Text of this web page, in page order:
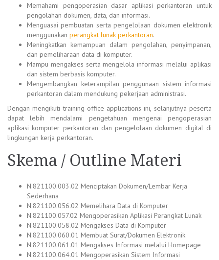
Memahami pengoperasian dasar aplikasi perkantoran untuk
pengolahan dokumen, data, dan informasi.
Menguasai pembuatan serta pengelolaan dokumen elektronik
menggunakan perangkat lunak perkantoran.
Meningkatkan kemampuan dalam pengolahan, penyimpanan,
dan pemeliharaan data di komputer.
Mampu mengakses serta mengelola informasi melalui aplikasi
dan sistem berbasis komputer.
Mengembangkan keterampilan penggunaan sistem informasi
perkantoran dalam mendukung pekerjaan administrasi.
Dengan mengikutitraining office applicationsini, selanjutnya peserta
dapat lebih mendalami pengetahuan mengenai pengoperasian
aplikasi komputer perkantoran dan pengelolaan dokumen digital di
lingkungan kerja perkantoran.
Skema / Outline Materi
N.821100.003.02 Menciptakan Dokumen/Lembar Kerja
Sederhana
N.821100.056.02 Memelihara Data di Komputer
N.821100.057.02 Mengoperasikan Aplikasi Perangkat Lunak
N.821100.058.02 Mengakses Data di Komputer
N.821100.060.01 Membuat Surat/Dokumen Elektronik
N.821100.061.01 Mengakses Informasi melalui Homepage
N.821100.064.01 Mengoperasikan Sistem Informasi